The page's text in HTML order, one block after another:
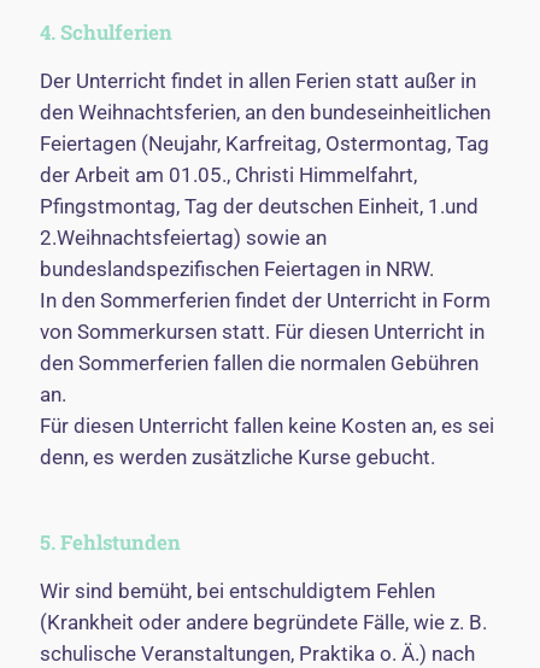
4. Schulferien
Der Unterricht findet in allen Ferien statt außer in
den Weihnachtsferien, an den bundeseinheitlichen
Feiertagen (Neujahr, Karfreitag, Ostermontag, Tag
der Arbeit am 01.05., Christi Himmelfahrt,
Pfingstmontag, Tag der deutschen Einheit, 1.und
2.Weihnachtsfeiertag) sowie an
bundeslandspezifischen Feiertagen in NRW.
In den Sommerferien findet der Unterricht in Form
von Sommerkursen statt. Für diesen Unterricht in
den Sommerferien fallen die normalen Gebühren
an.
Für diesen Unterricht fallen keine Kosten an, es sei
denn, es werden zusätzliche Kurse gebucht.
5. Fehlstunden
Wir sind bemüht, bei entschuldigtem Fehlen
(Krankheit oder andere begründete Fälle, wie z. B.
schulische Veranstaltungen, Praktika o. Ä.) nach